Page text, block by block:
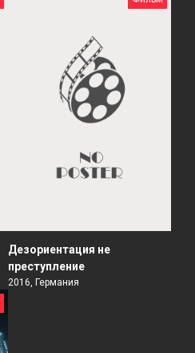
Дезориентация не
преступление
2016, Германия